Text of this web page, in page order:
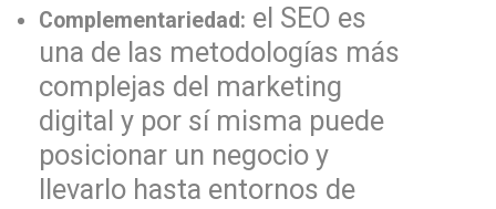
Complementariedad: el SEO es
una de las metodologías más
complejas del marketing
digital y por sí misma puede
posicionar un negocio y
llevarlo hasta entornos de